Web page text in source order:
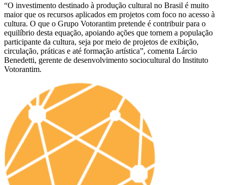
“O investimento destinado à produção cultural no Brasil é muito
maior que os recursos aplicados em projetos com foco no acesso à
cultura. O que o Grupo Votorantim pretende é contribuir para o
equilíbrio desta equação, apoiando ações que tornem a população
participante da cultura, seja por meio de projetos de exibição,
circulação, práticas e até formação artística”, comenta Lárcio
Benedetti, gerente de desenvolvimento sociocultural do Instituto
Votorantim.